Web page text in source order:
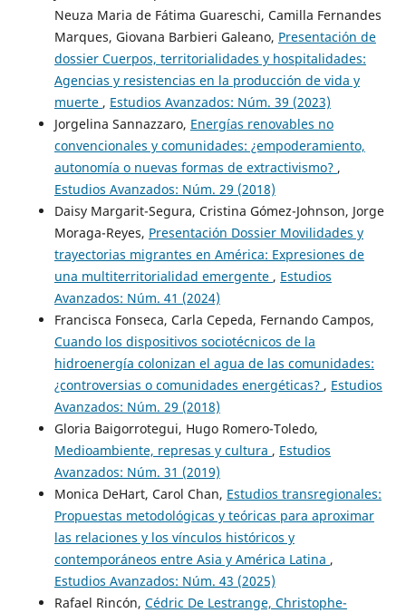
Neuza Maria de Fátima Guareschi, Camilla Fernandes
Marques, Giovana Barbieri Galeano, Presentación de
dossier Cuerpos, territorialidades y hospitalidades:
Agencias y resistencias en la producción de vida y
muerte , Estudios Avanzados: Núm. 39 (2023)
Jorgelina Sannazzaro, Energías renovables no
convencionales y comunidades: ¿empoderamiento,
autonomía o nuevas formas de extractivismo? ,
Estudios Avanzados: Núm. 29 (2018)
Daisy Margarit-Segura, Cristina Gómez-Johnson, Jorge
Moraga-Reyes, Presentación Dossier Movilidades y
trayectorias migrantes en América: Expresiones de
una multiterritorialidad emergente , Estudios
Avanzados: Núm. 41 (2024)
Francisca Fonseca, Carla Cepeda, Fernando Campos,
Cuando los dispositivos sociotécnicos de la
hidroenergía colonizan el agua de las comunidades:
¿controversias o comunidades energéticas? , Estudios
Avanzados: Núm. 29 (2018)
Gloria Baigorrotegui, Hugo Romero-Toledo,
Medioambiente, represas y cultura , Estudios
Avanzados: Núm. 31 (2019)
Monica DeHart, Carol Chan, Estudios transregionales:
Propuestas metodológicas y teóricas para aproximar
las relaciones y los vínculos históricos y
contemporáneos entre Asia y América Latina ,
Estudios Avanzados: Núm. 43 (2025)
Rafael Rincón, Cédric De Lestrange, Christophe-